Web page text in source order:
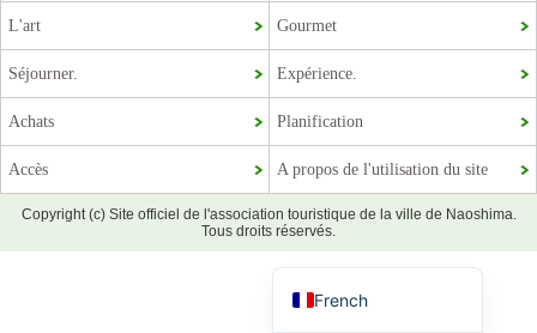
L'art Gourmet
Séjourner. Expérience.
Achats Planification
Accès A propos de l'utilisation du site
Copyright (c) Site officiel de l'association touristique de la ville de Naoshima.
Tous droits réservés.
French
English
Chinese (China)
Chinese (Taiwan)
Korean